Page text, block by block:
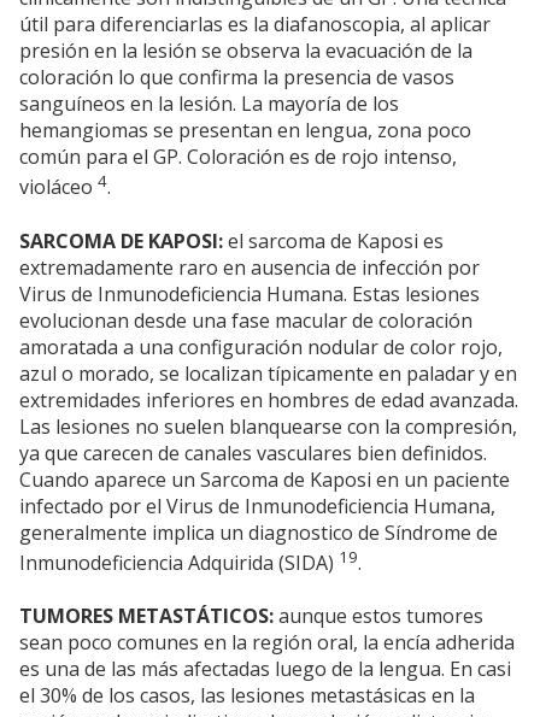
útil para diferenciarlas es la diafanoscopia, al aplicar
presión en la lesión se observa la evacuación de la
coloración lo que confirma la presencia de vasos
sanguíneos en la lesión. La mayoría de los
hemangiomas se presentan en lengua, zona poco
común para el GP. Coloración es de rojo intenso,
violáceo 4.
SARCOMA DE KAPOSI:el sarcoma de Kaposi es
extremadamente raro en ausencia de infección por
Virus de Inmunodeficiencia Humana. Estas lesiones
evolucionan desde una fase macular de coloración
amoratada a una configuración nodular de color rojo,
azul o morado, se localizan típicamente en paladar y en
extremidades inferiores en hombres de edad avanzada.
Las lesiones no suelen blanquearse con la compresión,
ya que carecen de canales vasculares bien definidos.
Cuando aparece un Sarcoma de Kaposi en un paciente
infectado por el Virus de Inmunodeficiencia Humana,
generalmente implica un diagnostico de Síndrome de
Inmunodeficiencia Adquirida (SIDA) 19.
TUMORES METASTÁTICOS:aunque estos tumores
sean poco comunes en la región oral, la encía adherida
es una de las más afectadas luego de la lengua. En casi
el 30% de los casos, las lesiones metastásicas en la